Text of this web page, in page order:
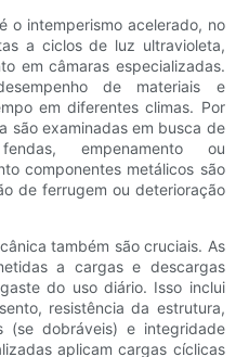
o intemperismo acelerado, no
a ciclos de luz ultravioleta,
em câmaras especializadas.
de materiais e
em diferentes climas. Por
são examinadas em busca de
empenamento ou
componentes metálicos são
de ferrugem ou deterioração
também são cruciais. As
a cargas e descargas
do uso diário. Isso inclui
resistência da estrutura,
(se dobráveis) e integridade
aplicam cargas cíclicas